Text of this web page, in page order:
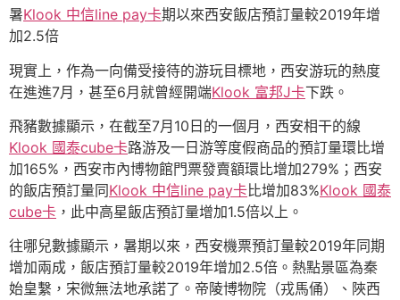
暑Klook 中信line pay卡期以來西安飯店預訂量較2019年增
加2.5倍
現實上，作為一向備受接待的游玩目標地，西安游玩的熱度
在進進7月，甚至6月就曾經開端Klook 富邦J卡下跌。
飛豬數據顯示，在截至7月10日的一個月，西安相干的線
Klook 國泰cube卡路游及一日游等度假商品的預訂量環比增
加165%，西安市內博物館門票發賣額環比增加279%；西安
的飯店預訂量同Klook 中信line pay卡比增加83%Klook 國泰
cube卡 ，此中高星飯店預訂量增加1.5倍以上。
往哪兒數據顯示，暑期以來，西安機票預訂量較2019年同期
增加兩成，飯店預訂量較2019年增加2.5倍。熱點景區為秦
始皇繫，宋微無法地承諾了。帝陵博物院（戎馬俑）、陜西